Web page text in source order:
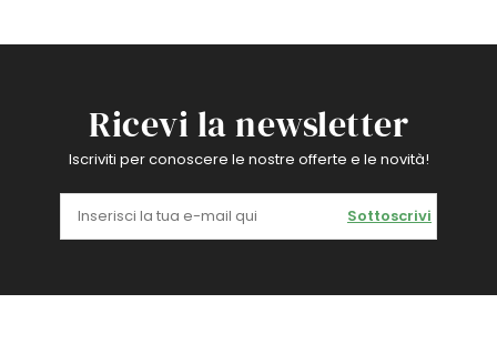
Ricevi la newsletter
Iscriviti per conoscere le nostre offerte e le novità!
Sottoscrivi